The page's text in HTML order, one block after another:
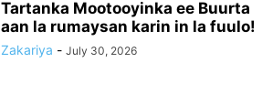
Tartanka Mootooyinka ee Buurta
aan la rumaysan karin in la fuulo!
Zakariya - July 30, 2026